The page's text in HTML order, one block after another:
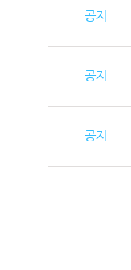
공지
공지
공지